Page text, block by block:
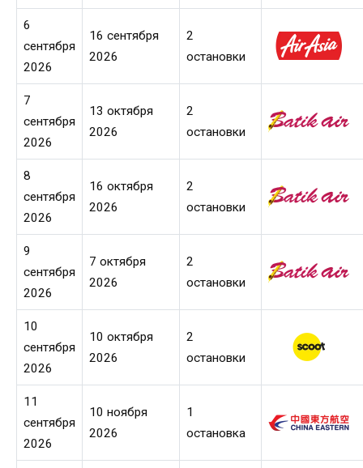
6
сентября
2026
16 сентября
2026
2
остановки
7
сентября
2026
13 октября
2026
2
остановки
8
сентября
2026
16 октября
2026
2
остановки
9
сентября
2026
7 октября
2026
2
остановки
10
сентября
2026
10 октября
2026
2
остановки
11
сентября
2026
10 ноября
2026
1
остановка